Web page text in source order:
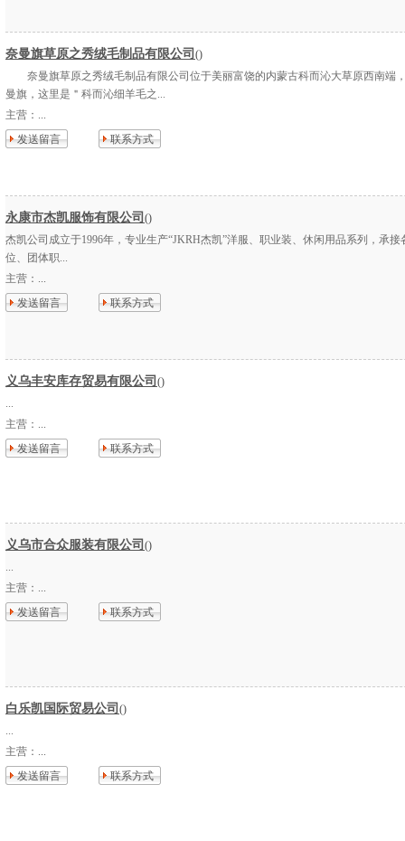
奈曼旗草原之秀绒毛制品有限公司 ()
奈曼旗草原之秀绒毛制品有限公司位于美丽富饶的内蒙古科而沁大草原西南端
曼旗，这里是＂科而沁细羊毛之...
主营： ...
发送留言
联系方式
永康市杰凯服饰有限公司 ()
杰凯公司成立于1996年，专业生产“JKRH杰凯”洋服、职业装、休闲用品系列，承接
位、团体职...
主营： ...
发送留言
联系方式
义乌丰安库存贸易有限公司 ()
...
主营： ...
发送留言
联系方式
义乌市合众服装有限公司 ()
...
主营： ...
发送留言
联系方式
白乐凯国际贸易公司 ()
...
主营： ...
发送留言
联系方式